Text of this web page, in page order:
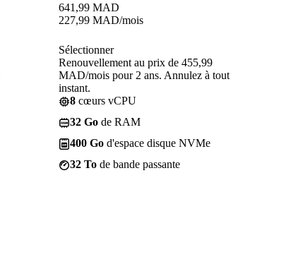
641,99 MAD
227,99 MAD/mois
Sélectionner
Renouvellement au prix de 455,99
MAD/mois pour 2 ans. Annulez à tout
instant.
8 cœurs vCPU
32 Go de RAM
400 Go d'espace disque NVMe
32 To de bande passante